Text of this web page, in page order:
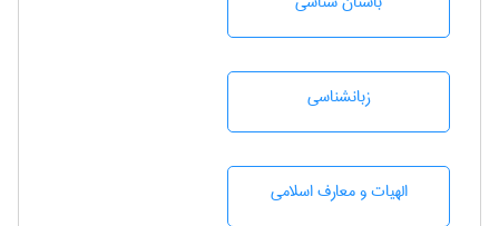
زبانشناسی
الهیات و معارف اسلامی